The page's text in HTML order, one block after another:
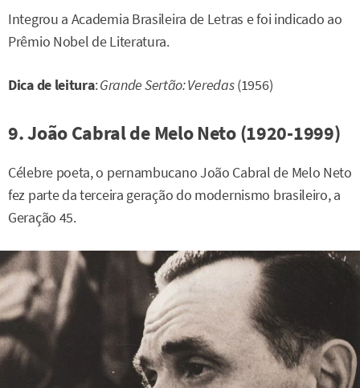
Integrou a Academia Brasileira de Letras e foi indicado ao
Prêmio Nobel de Literatura.
Dica de leitura:Grande Sertão: Veredas(1956)
9. João Cabral de Melo Neto (1920-1999)
Célebre poeta, o pernambucano João Cabral de Melo Neto
fez parte da terceira geração do modernismo brasileiro, a
Geração 45.